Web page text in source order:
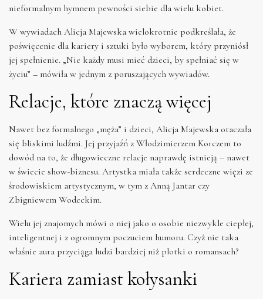
nieformalnym hymnem pewności siebie dla wielu kobiet.
W wywiadach Alicja Majewska wielokrotnie podkreślała, że
poświęcenie dla kariery i sztuki było wyborem, który przyniósł
jej spełnienie. „Nie każdy musi mieć dzieci, by spełniać się w
życiu” – mówiła w jednym z poruszających wywiadów.
Relacje, które znaczą więcej
Nawet bez formalnego „męża” i dzieci, Alicja Majewska otaczała
się bliskimi ludźmi. Jej przyjaźń z Włodzimierzem Korczem to
dowód na to, że długowieczne relacje naprawdę istnieją – nawet
w świecie show-biznesu. Artystka miała także serdeczne więzi ze
środowiskiem artystycznym, w tym z Anną Jantar czy
Zbigniewem Wodeckim.
Wielu jej znajomych mówi o niej jako o osobie niezwykle ciepłej,
inteligentnej i z ogromnym poczuciem humoru. Czyż nie taka
właśnie aura przyciąga ludzi bardziej niż plotki o romansach?
Kariera zamiast kołysanki